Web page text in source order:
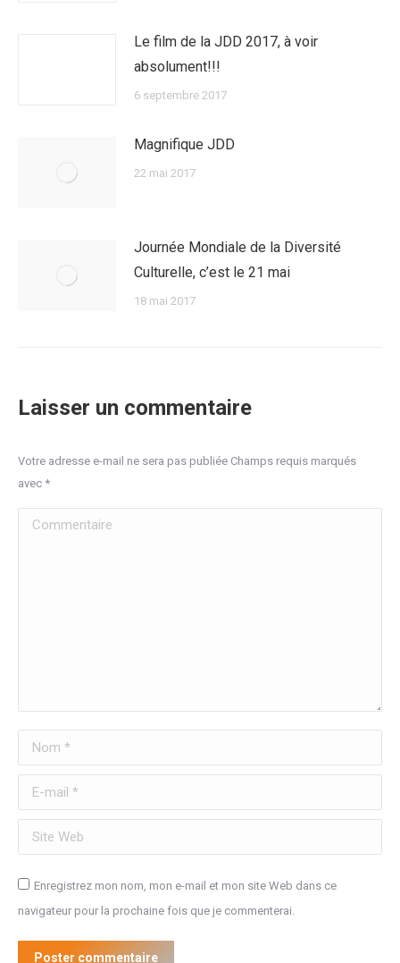
Le film de la JDD 2017, à voir
absolument!!!
6 septembre 2017
Magnifique JDD
22 mai 2017
Journée Mondiale de la Diversité
Culturelle, c’est le 21 mai
18 mai 2017
Laisser un commentaire
Votre adresse e-mail ne sera pas publiée Champs requis marqués
avec *
Commentaire
Nom *
E-mail *
Site Web
Enregistrez mon nom, mon e-mail et mon site Web dans ce
navigateur pour la prochaine fois que je commenterai.
Poster commentaire